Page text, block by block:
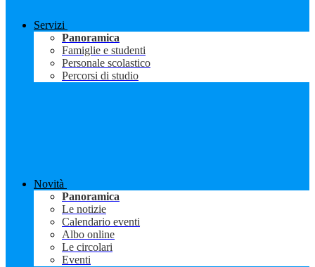
Servizi
Panoramica
Famiglie e studenti
Personale scolastico
Percorsi di studio
Novità
Panoramica
Le notizie
Calendario eventi
Albo online
Le circolari
Eventi